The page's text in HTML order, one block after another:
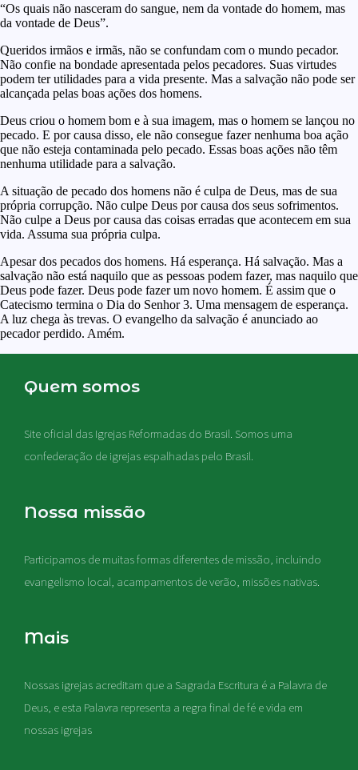
“Os quais não nasceram do sangue, nem da vontade do homem, mas
da vontade de Deus”.
Queridos irmãos e irmãs, não se confundam com o mundo pecador.
Não confie na bondade apresentada pelos pecadores. Suas virtudes
podem ter utilidades para a vida presente. Mas a salvação não pode ser
alcançada pelas boas ações dos homens.
Deus criou o homem bom e à sua imagem, mas o homem se lançou no
pecado. E por causa disso, ele não consegue fazer nenhuma boa ação
que não esteja contaminada pelo pecado. Essas boas ações não têm
nenhuma utilidade para a salvação.
A situação de pecado dos homens não é culpa de Deus, mas de sua
própria corrupção. Não culpe Deus por causa dos seus sofrimentos.
Não culpe a Deus por causa das coisas erradas que acontecem em sua
vida. Assuma sua própria culpa.
Apesar dos pecados dos homens. Há esperança. Há salvação. Mas a
salvação não está naquilo que as pessoas podem fazer, mas naquilo que
Deus pode fazer. Deus pode fazer um novo homem. É assim que o
Catecismo termina o Dia do Senhor 3. Uma mensagem de esperança.
A luz chega às trevas. O evangelho da salvação é anunciado ao
pecador perdido. Amém.
Quem somos
Site oficial das Igrejas Reformadas do Brasil. Somos uma
confederação de igrejas espalhadas pelo Brasil.
Nossa missão
Participamos de muitas formas diferentes de missão, incluindo
evangelismo local, acampamentos de verão, missões nativas.
Mais
Nossas igrejas acreditam que a Sagrada Escritura é a Palavra de
Deus, e esta Palavra representa a regra final de fé e vida em
nossas igrejas